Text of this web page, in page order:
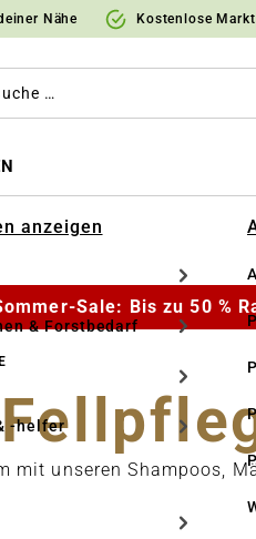
Nähe Kostenlose
anzeigen
& Forstbedarf
-helfer
Sale: Bis zu 50 %
mit unseren Shampoos,